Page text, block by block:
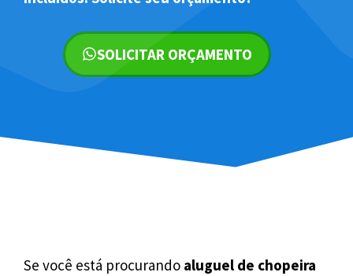
SOLICITAR ORÇAMENTO
Se você está procurando aluguel de chopeira